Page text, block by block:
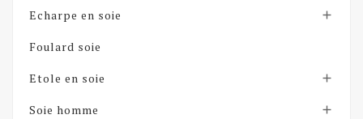
Echarpe en soie 
Foulard soie
Etole en soie 
Soie homme 